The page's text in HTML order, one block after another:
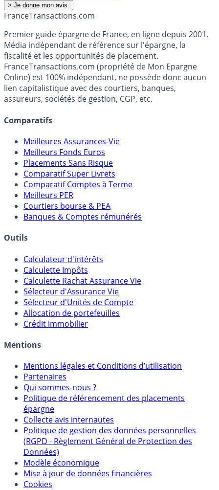
FranceTransactions.com
Premier guide épargne de France, en ligne depuis 2001.
Média indépendant de référence sur l'épargne, la
fiscalité et les opportunités de placement.
FranceTransactions.com (propriété de Mon Epargne
Online) est 100% indépendant, ne possède donc aucun
lien capitalistique avec des courtiers, banques,
assureurs, sociétés de gestion, CGP, etc.
Comparatifs
Meilleures Assurances-Vie
Meilleurs Fonds Euros
Placements Sans Risque
Comparatif Super Livrets
Comparatif Comptes à Terme
Meilleurs PER
Courtiers bourse & PEA
Banques & Comptes rémunérés
Outils
Calculateur d'intérêts
Calculette Impôts
Calculette Rachat Assurance Vie
Sélecteur d'Assurance Vie
Sélecteur d'Unités de Compte
Allocation de portefeuilles
Crédit immobilier
Mentions
Mentions légales et Conditions d’utilisation
Partenaires
Qui sommes-nous ?
Politique de référencement des placements
épargne
Collecte avis internautes
Politique de gestion des données personnelles
(RGPD - Règlement Général de Protection des
Données)
Modèle économique
Mise à jour de données financières
Cookies